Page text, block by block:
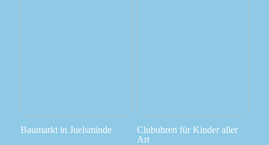
Baumarkt in Juelsminde
Clubuhren für Kinder aller
Art